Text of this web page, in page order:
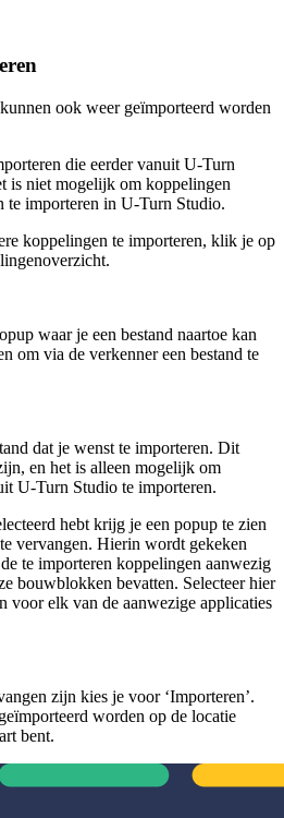
ook weer geïmporteerd worden
die eerder vanuit U-Turn
is niet mogelijk om koppelingen
te importeren in U-Turn Studio.
koppelingen te importeren, klik je op
waar je een bestand naartoe kan
om via de verkenner een bestand te
dat je wenst te importeren. Dit
en het is alleen mogelijk om
U-Turn Studio te importeren.
hebt krijg je een popup te zien
vervangen. Hierin wordt gekeken
te importeren koppelingen aanwezig
bouwblokken bevatten. Selecteer hier
voor elk van de aanwezige applicaties
zijn kies je voor ‘Importeren’.
worden op de locatie
bent.